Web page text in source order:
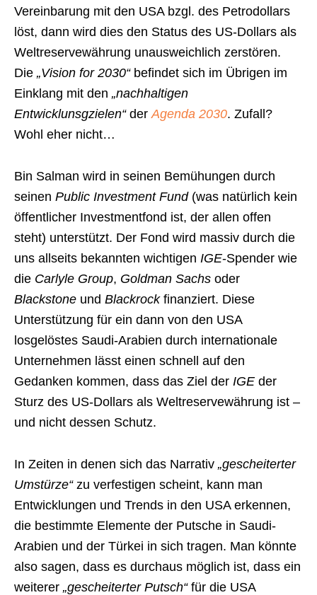
Vereinbarung mit den USA bzgl. des Petrodollars
löst, dann wird dies den Status des US-Dollars als
Weltreservewährung unausweichlich zerstören.
Die „Vision for 2030“befindet sich im Übrigen im
Einklang mit den „nachhaltigen
Entwicklunsgzielen“derAgenda 2030. Zufall?
Wohl eher nicht…
Bin Salman wird in seinen Bemühungen durch
seinen Public Investment Fund(was natürlich kein
öffentlicher Investmentfond ist, der allen offen
steht) unterstützt. Der Fond wird massiv durch die
uns allseits bekannten wichtigen IGE-Spender wie
die Carlyle Group, Goldman Sachs oder
Blackstone und Blackrockfinanziert. Diese
Unterstützung für ein dann von den USA
losgelöstes Saudi-Arabien durch internationale
Unternehmen lässt einen schnell auf den
Gedanken kommen, dass das Ziel der IGE der
Sturz des US-Dollars als Weltreservewährung ist –
und nicht dessen Schutz.
In Zeiten in denen sich das Narrativ „gescheiterter
Umstürze“zu verfestigen scheint, kann man
Entwicklungen und Trends in den USA erkennen,
die bestimmte Elemente der Putsche in Saudi-
Arabien und der Türkei in sich tragen. Man könnte
also sagen, dass es durchaus möglich ist, dass ein
weiterer „gescheiterter Putsch“für die USA